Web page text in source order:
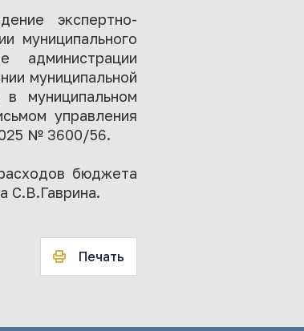
экспертно-
муниципального
администрации
муниципальной
муниципальном
управления
№ 3600/56.
бюджета
С.В.Гаврина.
Печать